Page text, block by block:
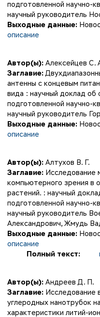
подготовленной научно-
научный руководитель
Выходные данные:
описание
Автор(ы): Алексейцев С.
Заглавие:
антенны с концевым
вида : научный доклад об
подготовленной научно-
научный руководитель
Выходные данные:
описание
Автор(ы): Алтухов В. Г.
Заглавие: Исследование
компьютерного зрения в
растений. : научный
подготовленной научно-
научный руководитель
Александрович, Жмудь
Выходные данные:
описание
Полный текст:
Автор(ы): Андреев Д. П.
Заглавие: Исследование
углеродных нанотрубок
характеристики литий-